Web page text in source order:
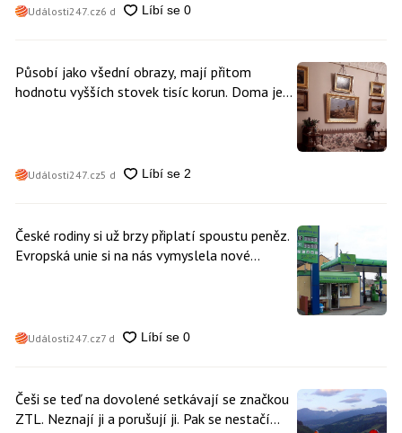
Události247.cz6 d
Působí jako všední obrazy, mají přitom
hodnotu vyšších stovek tisíc korun. Doma je
Události247.cz5 d
České rodiny si už brzy připlatí spoustu peněz.
Evropská unie si na nás vymyslela nové
Události247.cz7 d
Češi se teď na dovolené setkávají se značkou
ZTL. Neznají ji a porušují ji. Pak se nestačí